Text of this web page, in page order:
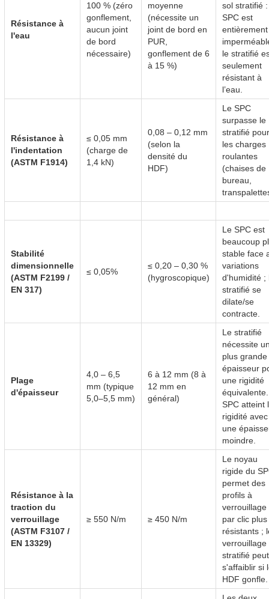
Résistance à
l'eau
100 % (zéro
gonflement,
aucun joint
de bord
nécessaire)
moyenne
(nécessite un
joint de bord en
PUR,
gonflement de 6
à 15 %)
sol stratifié
SPC est
entièrement
le stratifié
seulement
résistant à
l’eau.
Résistance à
l'indentation
(ASTM F1914)
≤ 0,05 mm
(charge de
1,4 kN)
0,08 – 0,12 mm
(selon la
densité du
HDF)
Le SPC
surpasse le
stratifié pour
les charges
roulantes
(chaises de
bureau,
Stabilité
dimensionnelle
(ASTM F2199 /
EN 317)
≤ 0,05%
≤ 0,20 – 0,30 %
(hygroscopique)
Le SPC est
beaucoup
stable face
variations
d'humidité ;
stratifié se
dilate/se
contracte.
Plage
d'épaisseur
4,0 – 6,5
mm (typique
5,0–5,5 mm)
6 à 12 mm (8 à
12 mm en
général)
Le stratifié
nécessite
plus grande
épaisseur
une rigidité
SPC atteint
rigidité avec
une
moindre.
Résistance à la
traction du
verrouillage
(ASTM F3107 /
EN 13329)
≥ 550 N/m ≥ 450 N/m
Le noyau
rigide du
permet des
profils à
verrouillage
par clic plus
résistants ;
verrouillage
stratifié peut
s'affaiblir si
HDF gonfle.